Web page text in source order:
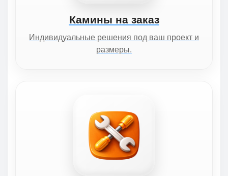
Камины на заказ
Индивидуальные решения под ваш проект и
размеры.